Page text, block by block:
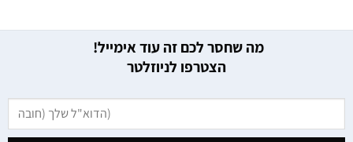
מה שחסר לכם זה עוד אימייל!
הצטרפו לניוזלטר